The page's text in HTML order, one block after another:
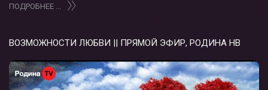
ПОДРОБНЕЕ ...
ВОЗМОЖНОСТИ ЛЮБВИ || ПРЯМОЙ ЭФИР, РОДИНА НВ